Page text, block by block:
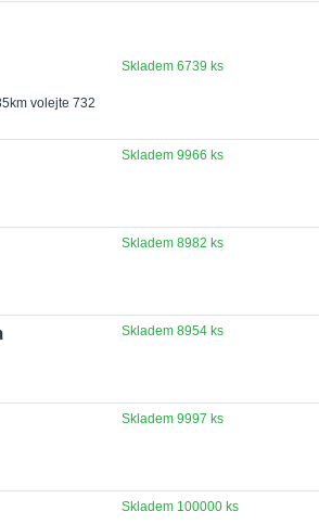
volejte 732
Skladem 6739 ks
Skladem 9966 ks
Skladem 8982 ks
Skladem 8954 ks
Skladem 9997 ks
Skladem 100000 ks